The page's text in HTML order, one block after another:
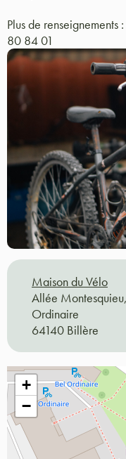
Plus de
80 84 01
Maison du Vélo
Allée
Ordinaire
64140 Billère
+
−